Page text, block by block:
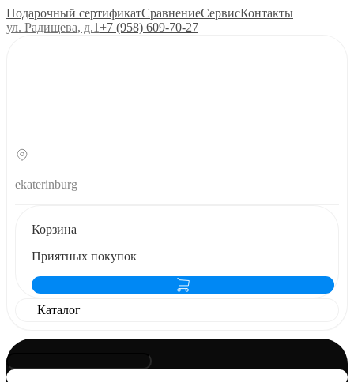
Подарочный сертификатСравнениеСервисКонтакты
ул. Радищева, д.1+7 (958) 609‑70‑27
ekaterinburg
Корзина
Приятных покупок
Каталог